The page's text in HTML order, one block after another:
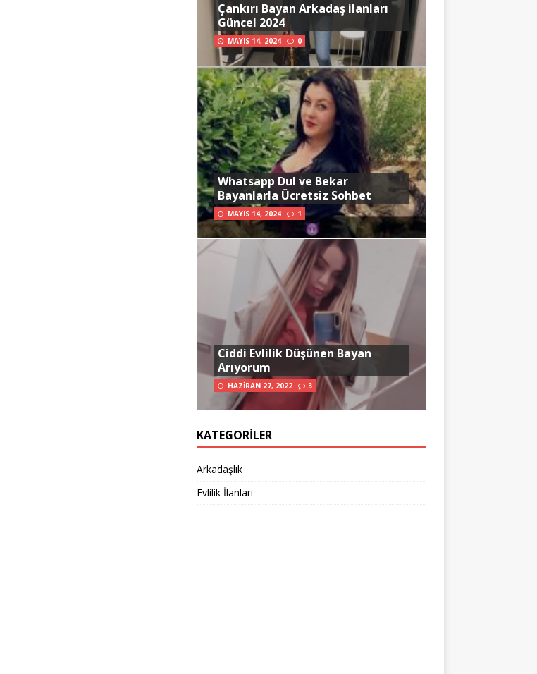
Çankırı Bayan Arkadaş ilanları
Güncel 2024
MAYIS 14, 2024 0
Whatsapp Dul ve Bekar
Bayanlarla Ücretsiz Sohbet
MAYIS 14, 2024 1
Ciddi Evlilik Düşünen Bayan
Arıyorum
HAZIRAN 27, 2022 3
KATEGORILER
Arkadaşlık
Evlilik İlanları